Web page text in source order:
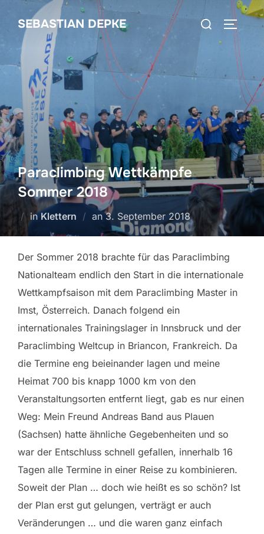
Inhalt
springen
SEBASTIAN DEPKE
Suchen
Paraclimbing Wettkämpfe
Sommer 2018
in Klettern anVeröffentlicht
am
3. September 2018
Der Sommer 2018 brachte für das Paraclimbing
Nationalteam endlich den Start in die internationale
Wettkampfsaison mit dem Paraclimbing Master in
Imst, Österreich. Danach folgend ein
internationales Trainingslager in Innsbruck und der
Paraclimbing Weltcup in Briancon, Frankreich. Da
die Termine eng beieinander lagen und meine
Heimat 700 bis knapp 1000 km von den
Veranstaltungsorten entfernt liegt, gab es nur einen
Weg: Mein Freund Andreas Band aus Plauen
(Sachsen) hatte ähnliche Gegebenheiten und so
war der Entschluss schnell gefallen, innerhalb 16
Tagen alle Termine in einer Reise zu kombinieren.
Soweit der Plan … doch wie heißt es so schön? Ist
der Plan erst gut gelungen, verträgt er auch
Veränderungen … und die waren ganz einfach